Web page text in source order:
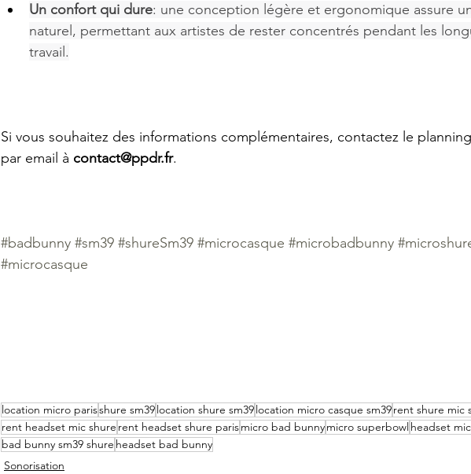
Un confort qui dure: une conception légère et ergonomique assure
naturel, permettant aux artistes de rester concentrés pendant les
travail.
Si vous souhaitez des informations complémentaires, contactez le planning
par email à contact@ppdr.fr.
#badbunny #sm39 #shureSm39 #microcasque #microbadbunny
#microcasque
location micro parisshure sm39location shure sm39location micro casque sm39rent shure mic
rent headset mic shure rent headset shure parismicro bad bunnymicro superbowlheadset
bad bunny sm39 shure headset bad bunny
Sonorisation